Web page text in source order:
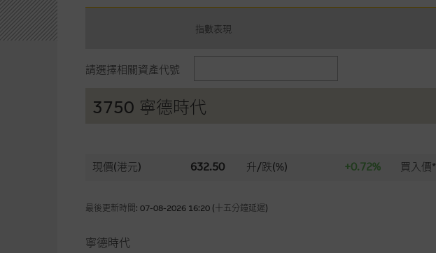
指數表現
請選擇相關資產代號
3750 寧德時代
現價(港元) 632.50 升/跌(%) +0.72% 買入價*
最後更新時間: 07-08-2026 16:20 (十五分鐘延遲)
寧德時代